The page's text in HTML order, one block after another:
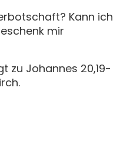
Kann ich
mir
zu Johannes 20,19-